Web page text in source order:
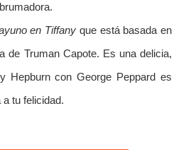
en Tiffany que está basada en
de Truman Capote. Es una delicia,
Hepburn con George Peppard es
tu felicidad.